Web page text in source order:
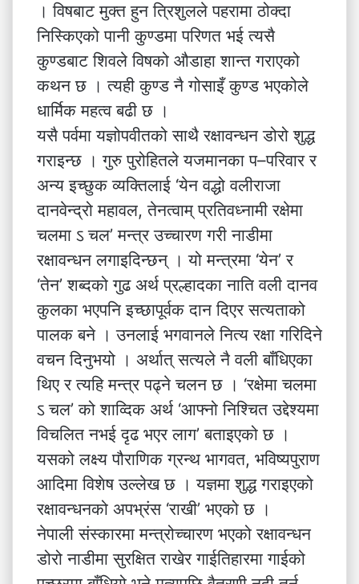
। विषबाट मुक्त हुन त्रिशुलले पहरामा ठोक्दा
निस्किएको पानी कुण्डमा परिणत भई त्यसै
कुण्डबाट शिवले विषको औडाहा शान्त गराएको
कथन छ । त्यही कुण्ड नै गोसाइँ कुण्ड भएकोले
धार्मिक महत्व बढी छ ।
यसै पर्वमा यज्ञोपवीतको साथै रक्षावन्धन डोरो शुद्ध
गराइन्छ । गुरु पुरोहितले यजमानका प–परिवार र
अन्य इच्छुक व्यक्तिलाई ‘येन वद्धो वलीराजा
दानवेन्द्रो महावल, तेनत्वाम् प्रतिवध्नामी रक्षेमा
चलमा ऽ चल’ मन्त्र उच्चारण गरी नाडीमा
रक्षावन्धन लगाइदिन्छन् । यो मन्त्रमा ‘येन’ र
‘तेन’ शब्दको गुढ अर्थ प्रल्हादका नाति वली दानव
कुलका भएपनि इच्छापूर्वक दान दिएर सत्यताको
पालक बने । उनलाई भगवानले नित्य रक्षा गरिदिने
वचन दिनुभयो । अर्थात् सत्यले नै वली बाँधिएका
थिए र त्यहि मन्त्र पढ्ने चलन छ । ‘रक्षेमा चलमा
ऽ चल’ को शाव्दिक अर्थ ‘आफ्नो निश्चित उद्देश्यमा
विचलित नभई दृढ भएर लाग’ बताइएको छ ।
यसको लक्ष्य पौराणिक ग्रन्थ भागवत, भविष्यपुराण
आदिमा विशेष उल्लेख छ । यज्ञमा शुद्ध गराइएको
रक्षावन्धनको अपभ्रंस ‘राखी’ भएको छ ।
नेपाली संस्कारमा मन्त्रोच्चारण भएको रक्षावन्धन
डोरो नाडीमा सुरक्षित राखेर गाईतिहारमा गाईको